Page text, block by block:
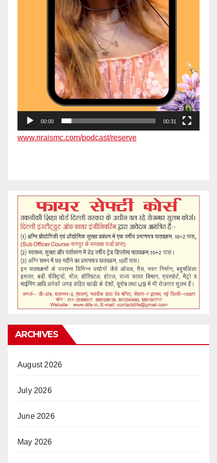
00:00 00:31
www.nraismc.com/podcast/reserve
ARCHIVES
August 2026
July 2026
June 2026
May 2026